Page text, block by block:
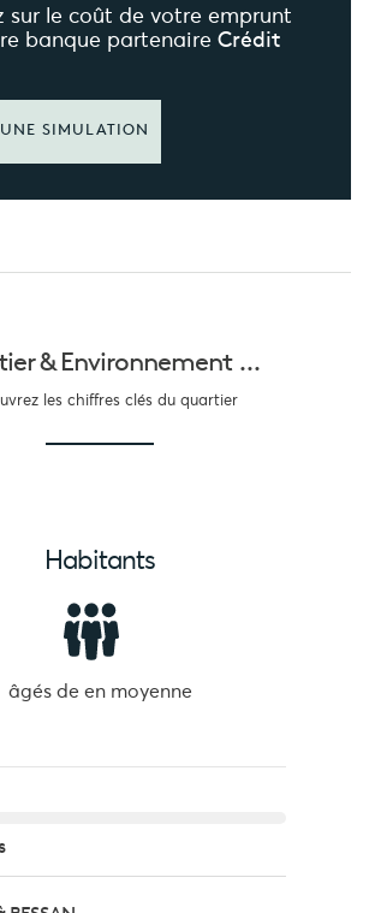
sur le coût de votre emprunt
banque partenaire Crédit
SIMULATION
&Environnement ...
les chiffres clés du quartier
Habitants
âgés de en moyenne